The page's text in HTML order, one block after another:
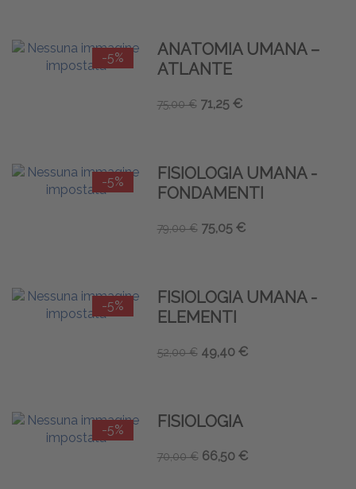
-5%
ANATOMIA UMANA –
ATLANTE
75,00 € 71,25 €
-5%
FISIOLOGIA UMANA -
FONDAMENTI
79,00 € 75,05 €
-5%
FISIOLOGIA UMANA -
ELEMENTI
52,00 € 49,40 €
-5% FISIOLOGIA
70,00 € 66,50 €